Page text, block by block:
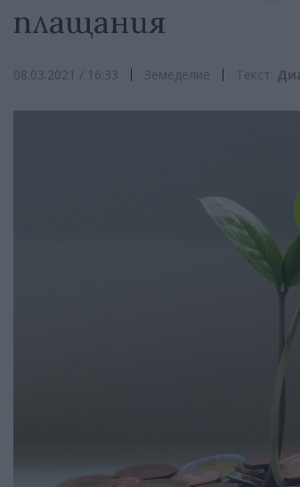
плащания
08.03.2021 / 16:33 Земеделие Текст: